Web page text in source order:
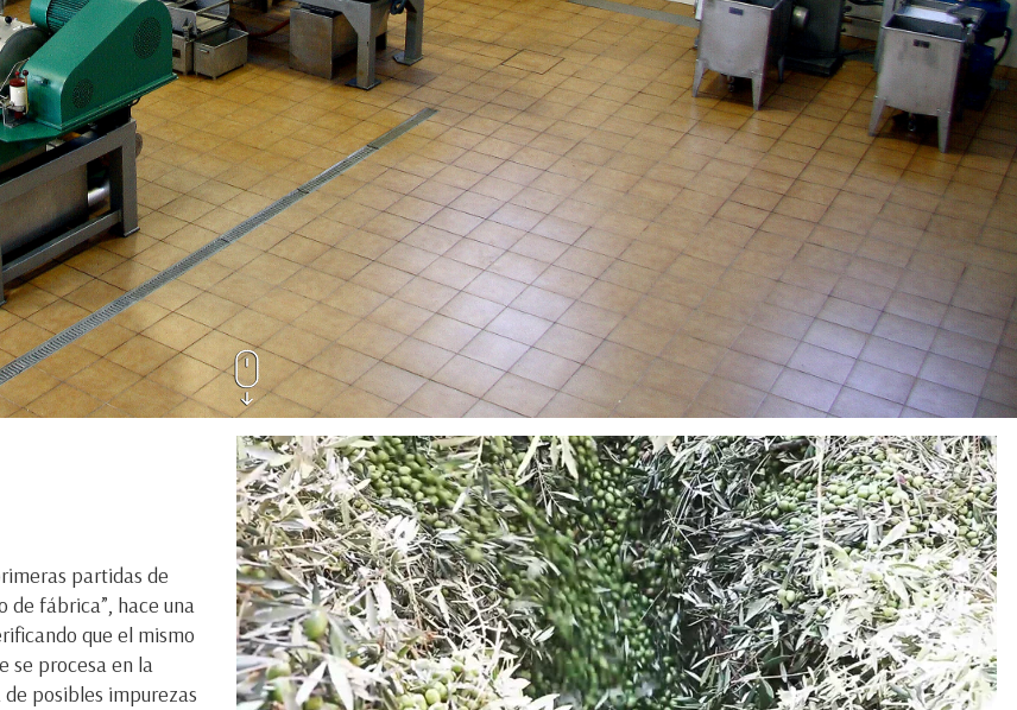
partidas de
de fábrica”, hace una
que el mismo
se procesa en la
posibles impurezas